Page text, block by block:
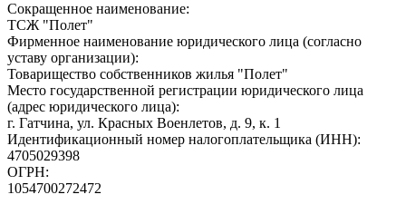
Сокращенное наименование:
ТСЖ "Полет"
Фирменное наименование юридического лица (согласно
уставу организации):
Товарищество собственников жилья "Полет"
Место государственной регистрации юридического лица
(адрес юридического лица):
г. Гатчина, ул. Красных Военлетов, д. 9, к. 1
Идентификационный номер налогоплательщика (ИНН):
4705029398
ОГРН:
1054700272472